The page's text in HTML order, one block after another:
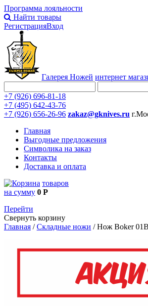
Программа лояльности
Найти товары
РегистрацияВход
Галерея Ножей интернет
+7 (926) 696-81-18
+7 (495) 642-43-76
+7 (926) 656-26-96 zakaz@gknives.ru
Главная
Выгодные предложения
Символика на заказ
Контакты
Доставка и оплата
товаров
на сумму 0 Р
Перейти
Свернуть корзину
Главная /Складные ножи /Нож Boker